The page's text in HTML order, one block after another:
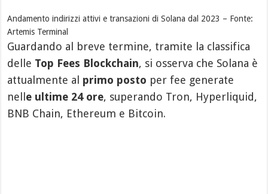
Andamento indirizzi attivi e transazioni di Solana dal 2023 – Fonte:
Artemis Terminal
Guardando al breve termine, tramite la classifica
delle Top Fees Blockchain, si osserva che Solana è
attualmente al primo posto per fee generate
nelle ultime 24 ore, superando Tron, Hyperliquid,
BNB Chain, Ethereum e Bitcoin.